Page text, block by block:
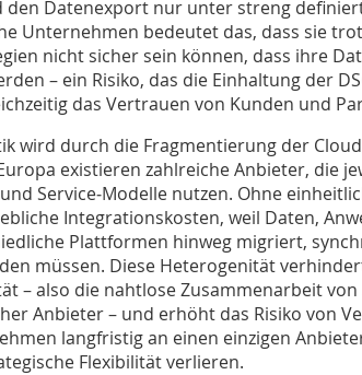
Datenexport nur unter streng
Unternehmen bedeutet das, dass sie
nicht sicher sein können, dass ihre
– ein Risiko, das die Einhaltung der
das Vertrauen von Kunden und
wird durch die Fragmentierung der
existieren zahlreiche Anbieter, die
Service‑Modelle nutzen. Ohne
Integrations­kosten, weil Daten,
Plattformen hinweg migriert,
müssen. Diese Heterogenität
– also die nahtlose Zusammenarbeit von
Anbieter – und erhöht das Risiko von
langfristig an einen einzigen
Flexibilität verlieren.